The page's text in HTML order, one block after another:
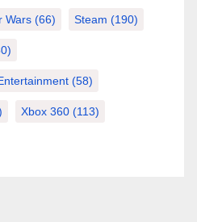
Wars (66) Steam (190)
(58)
Xbox 360 (113)